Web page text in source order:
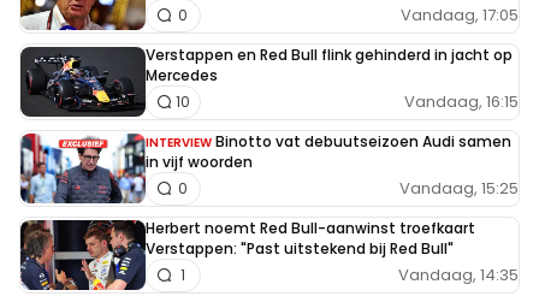
Vandaag, 17:05
0
Verstappen en Red Bull flink gehinderd in jacht op
Mercedes
Vandaag, 16:15
10
INTERVIEW Binotto vat debuutseizoen Audi samen
in vijf woorden
Vandaag, 15:25
0
Herbert noemt Red Bull-aanwinst troefkaart
Verstappen: "Past uitstekend bij Red Bull"
Vandaag, 14:35
1